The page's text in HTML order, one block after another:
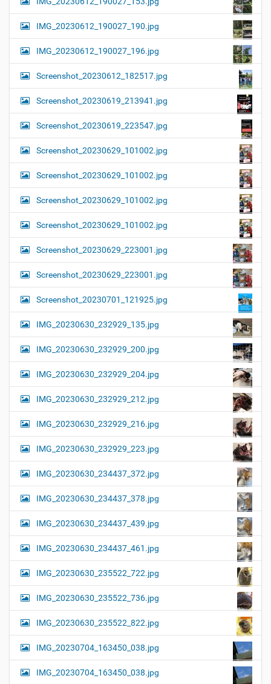
IMG_20230612_190027_190.jpg
IMG_20230612_190027_196.jpg
Screenshot_20230612_182517.jpg
Screenshot_20230619_213941.jpg
Screenshot_20230619_223547.jpg
Screenshot_20230629_101002.jpg
Screenshot_20230629_101002.jpg
Screenshot_20230629_101002.jpg
Screenshot_20230629_101002.jpg
Screenshot_20230629_223001.jpg
Screenshot_20230629_223001.jpg
Screenshot_20230701_121925.jpg
IMG_20230630_232929_135.jpg
IMG_20230630_232929_200.jpg
IMG_20230630_232929_204.jpg
IMG_20230630_232929_212.jpg
IMG_20230630_232929_216.jpg
IMG_20230630_232929_223.jpg
IMG_20230630_234437_372.jpg
IMG_20230630_234437_378.jpg
IMG_20230630_234437_439.jpg
IMG_20230630_234437_461.jpg
IMG_20230630_235522_722.jpg
IMG_20230630_235522_736.jpg
IMG_20230630_235522_822.jpg
IMG_20230704_163450_038.jpg
IMG_20230704_163450_038.jpg